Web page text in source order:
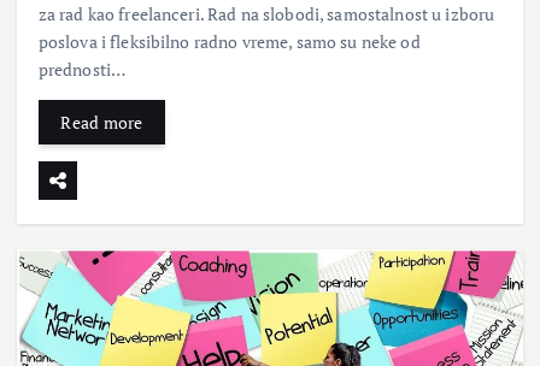
za rad kao freelanceri. Rad na slobodi, samostalnost u izboru
poslova i fleksibilno radno vreme, samo su neke od
prednosti…
Read more